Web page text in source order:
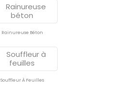
Rainureuse Béton
Souffleur À Feuilles